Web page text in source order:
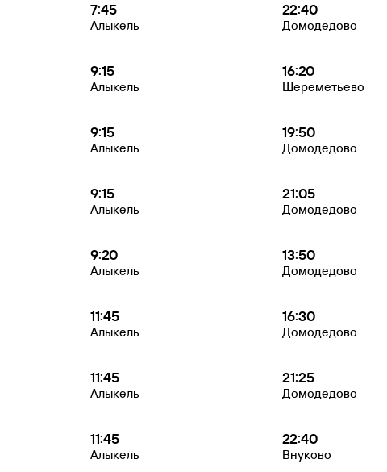
7:45
Алыкель
22:40
Домодедово
9:15
Алыкель
16:20
Шереметьево
9:15
Алыкель
19:50
Домодедово
9:15
Алыкель
21:05
Домодедово
9:20
Алыкель
13:50
Домодедово
11:45
Алыкель
16:30
Домодедово
11:45
Алыкель
21:25
Домодедово
11:45
Алыкель
22:40
Внуково